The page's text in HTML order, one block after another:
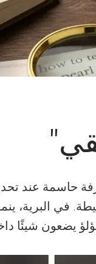
حاسمة عند
في البرية،
يضعون شيئًا